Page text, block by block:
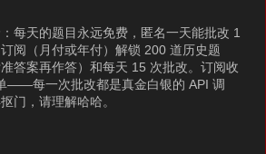
每天的题目永远免费，匿名一天能批改 1
阅（月付或年付）解锁 200 道历史题
答案再作答）和每天 15 次批改。订阅收
——每一次批改都是真金白银的 API 调
门，请理解哈哈。